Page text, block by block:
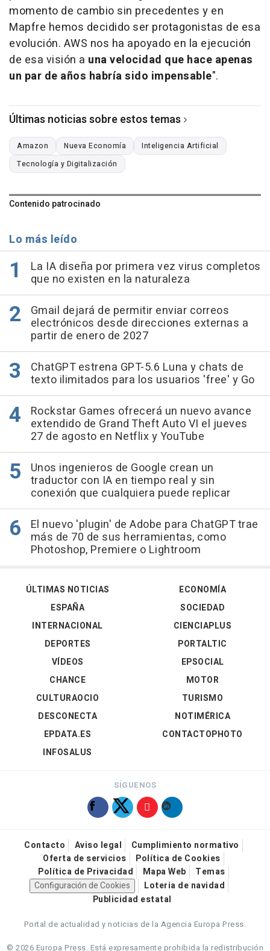
momento de cambio sin precedentes y en
Mapfre hemos decidido ser protagonistas de esa
evolución. AWS nos ha apoyado en la ejecución
de esa visión a una velocidad que hace apenas
un par de años habría sido impensable".
Últimas noticias sobre estos temas
Amazon Nueva Economía
Inteligencia Artificial
Tecnología y Digitalización
Contenido patrocinado
Lo más leído
La IA diseña por primera vez virus completos
que no existen en la naturaleza
Gmail dejará de permitir enviar correos
electrónicos desde direcciones externas a
partir de enero de 2027
ChatGPT estrena GPT-5.6 Luna y chats de
texto ilimitados para los usuarios 'free' y Go
Rockstar Games ofrecerá un nuevo avance
extendido de Grand Theft Auto VI el jueves
27 de agosto en Netflix y YouTube
Unos ingenieros de Google crean un
traductor con IA en tiempo real y sin
conexión que cualquiera puede replicar
El nuevo 'plugin' de Adobe para ChatGPT trae
más de 70 de sus herramientas, como
Photoshop, Premiere o Lightroom
ÚLTIMAS NOTICIAS
ESPAÑA
INTERNACIONAL
DEPORTES
VÍDEOS
ECONOMÍA
SOCIEDAD
CIENCIAPLUS
PORTALTIC
EPSOCIAL
CHANCE
CULTURAOCIO
DESCONECTA
EPDATA.ES
INFOSALUS
MOTOR
TURISMO
NOTIMÉRICA
CONTACTOPHOTO
SÍGUENOS
Contacto Aviso legal
Cumplimiento normativo
Oferta de servicios
Política de Cookies
Política de Privacidad
Mapa Web
Temas
Configuración de Cookies
Loteria de navidad
Publicidad estatal
Portal de actualidad y noticias de la Agencia Europa Press.
© 2026 Europa Press. Está expresamente prohibida la redistribución